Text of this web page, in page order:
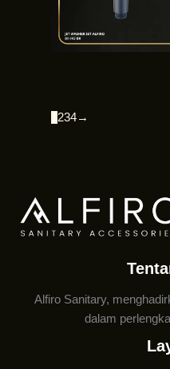
1 234→
Alfiro Sanitary,
dalam